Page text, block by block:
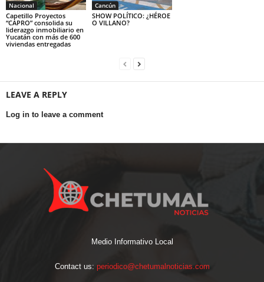
Nacional
Capetillo Proyectos
“CAPRO” consolida su
liderazgo inmobiliario en
Yucatán con más de 600
viviendas entregadas
Cancún
SHOW POLÍTICO: ¿HÉROE
O VILLANO?
LEAVE A REPLY
Log in to leave a comment
Medio Informativo Local
Contact us: periodico@chetumalnoticias.com